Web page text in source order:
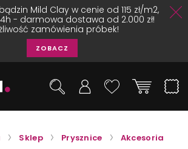
Mild Clay w cenie od 115 zł/m2,
- darmowa dostawa od 2.000 zł!
zamówienia próbek!
ZOBACZ
Sklep Prysznice
Akcesoria